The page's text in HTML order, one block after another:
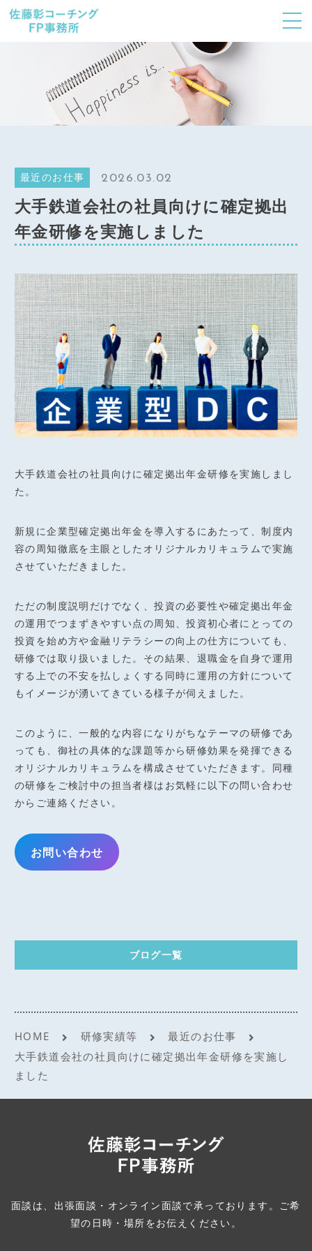
CONCEPT
コンセプト
MENU & PRICE
メニュー
研修実績等
事務所概要
CONTACT
お問い合わせ
営業詳細
最近のお仕事 2026.03.02
大手鉄道会社の社員向けに確定拠出
年金研修を実施しました
大手鉄道会社の社員向けに確定拠出年金研修を実施しまし
た。
新規に企業型確定拠出年金を導入するにあたって、制度内
容の周知徹底を主眼としたオリジナルカリキュラムで実施
させていただきました。
ただの制度説明だけでなく、投資の必要性や確定拠出年金
の運用でつまずきやすい点の周知、投資初心者にとっての
投資を始め方や金融リテラシーの向上の仕方についても、
研修では取り扱いました。その結果、退職金を自身で運用
する上での不安を払しょくする同時に運用の方針について
もイメージが湧いてきている様子が伺えました。
このように、一般的な内容になりがちなテーマの研修であ
っても、御社の具体的な課題等から研修効果を発揮できる
オリジナルカリキュラムを構成させていただきます。同種
の研修をご検討中の担当者様はお気軽に以下の問い合わせ
からご連絡ください。
お問い合わせ
ブログ一覧
HOME 研修実績等
最近のお仕事
大手鉄道会社の社員向けに確定拠出年金研修を実施し
ました
面談は、出張面談・オンライン面談で承っております。ご希
望の日時・場所をお伝えください。